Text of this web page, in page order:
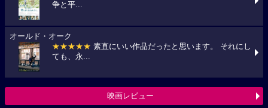
争と平...
オールド・オーク
★★★★★ 素直にいい作品だったと思います。 それにし
ても、永...
映画レビュー